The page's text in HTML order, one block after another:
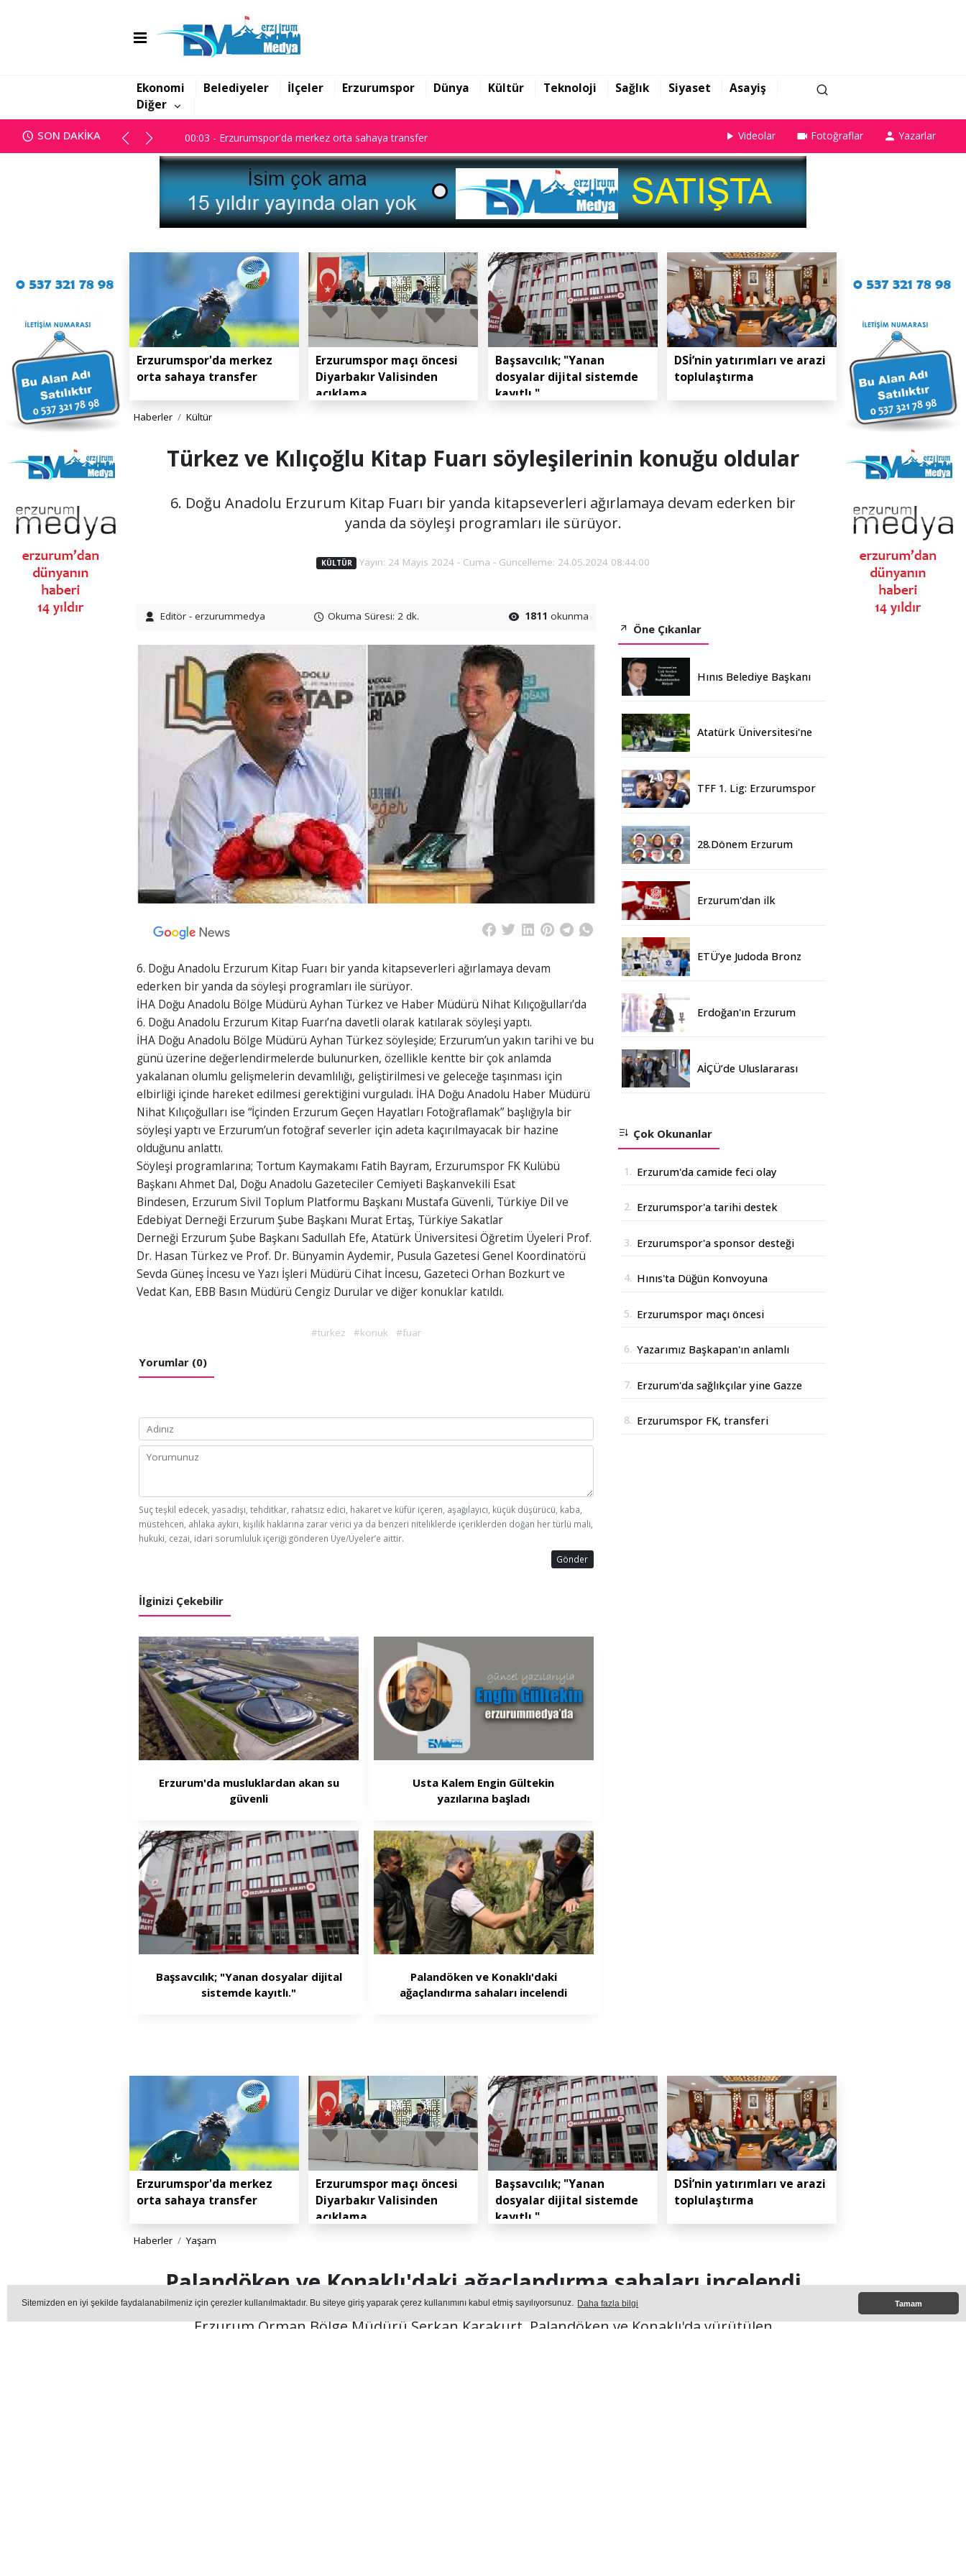
Sitemizden en iyi şekilde faydalanabilmeniz için çerezler kullanılmaktadır. Bu siteye giriş yaparak çerez kullanımını kabul etmiş sayılıyorsunuz. Daha fazla bilgi Tamam
Ekonomi Belediyeler İlçeler Erzurumspor Dünya Kültür Teknoloji Sağlık Siyaset
Asayiş
Diğer
SON DAKİKA
00:03 - Erzurumspor'da merkez orta sahaya transfer
00:03 - Erzurumspor'da merkez orta sahaya transfer Videolar Fotoğraflar Yazarlar
Erzurumspor'da merkez
orta sahaya transfer
Erzurumspor maçı öncesi
Diyarbakır Valisinden
açıklama
Başsavcılık; "Yanan
dosyalar dijital sistemde
kayıtlı."
DSİ’nin yatırımları ve arazi
toplulaştırma
Haberler Kültür
Türkez ve Kılıçoğlu Kitap Fuarı söyleşilerinin konuğu oldular
6. Doğu Anadolu Erzurum Kitap Fuarı bir yanda kitapseverleri ağırlamaya devam ederken bir
yanda da söyleşi programları ile sürüyor.
KÜLTÜR Yayın: 24 Mayıs 2024 - Cuma - Güncelleme: 24.05.2024 08:44:00
Editör - erzurummedya Okuma Süresi: 2 dk. 1811 okunma
6. Doğu Anadolu Erzurum Kitap Fuarı bir yanda kitapseverleri ağırlamaya devam
ederken bir yanda da söyleşi programları ile sürüyor.
İHA Doğu Anadolu Bölge Müdürü Ayhan Türkez ve Haber Müdürü Nihat Kılıçoğulları’da
6. Doğu Anadolu Erzurum Kitap Fuarı’na davetli olarak katılarak söyleşi yaptı.
İHA Doğu Anadolu Bölge Müdürü Ayhan Türkez söyleşide; Erzurum’un yakın tarihi ve bu
günü üzerine değerlendirmelerde bulunurken, özellikle kentte bir çok anlamda
yakalanan olumlu gelişmelerin devamlılığı, geliştirilmesi ve geleceğe taşınması için
elbirliği içinde hareket edilmesi gerektiğini vurguladı. İHA Doğu Anadolu Haber Müdürü
Nihat Kılıçoğulları ise “İçinden Erzurum Geçen Hayatları Fotoğraflamak” başlığıyla bir
söyleşi yaptı ve Erzurum’un fotoğraf severler için adeta kaçırılmayacak bir hazine
olduğunu anlattı.
Söyleşi programlarına; Tortum Kaymakamı Fatih Bayram, Erzurumspor FK Kulübü
Başkanı Ahmet Dal, Doğu Anadolu Gazeteciler Cemiyeti Başkanvekili Esat
Bindesen, Erzurum Sivil Toplum Platformu Başkanı Mustafa Güvenli, Türkiye Dil ve
Edebiyat Derneği Erzurum Şube Başkanı Murat Ertaş, Türkiye Sakatlar
Derneği Erzurum Şube Başkanı Sadullah Efe, Atatürk Üniversitesi Öğretim Üyeleri Prof.
Dr. Hasan Türkez ve Prof. Dr. Bünyamin Aydemir, Pusula Gazetesi Genel Koordinatörü
Sevda Güneş İncesu ve Yazı İşleri Müdürü Cihat İncesu, Gazeteci Orhan Bozkurt ve
Vedat Kan, EBB Basın Müdürü Cengiz Durular ve diğer konuklar katıldı.
#turkez #konuk #fuar
Yorumlar (0)
Suç teşkil edecek, yasadışı, tehditkar, rahatsız edici, hakaret ve küfür içeren, aşağılayıcı, küçük düşürücü, kaba,
müstehcen, ahlaka aykırı, kişilik haklarına zarar verici ya da benzeri niteliklerde içeriklerden doğan her türlü mali,
hukuki, cezai, idari sorumluluk içeriği gönderen Üye/Üyeler’e aittir.
Gönder
İlginizi Çekebilir
Erzurum'da musluklardan akan su
güvenli
Usta Kalem Engin Gültekin
yazılarına başladı
Başsavcılık; "Yanan dosyalar dijital
sistemde kayıtlı."
Palandöken ve Konaklı'daki
ağaçlandırma sahaları incelendi
Öne Çıkanlar
Hınıs Belediye Başkanı
Atatürk Üniversitesi'ne
Üniversiteden Öğrenci
TFF 1. Lig: Erzurumspor
28.Dönem Erzurum
Erzurum'dan ilk
ETÜ’ye Judoda Bronz
Erdoğan'ın Erzurum
rekoru kırıldı
AİÇÜ’de Uluslararası
Açıldı
Çok Okunanlar
1. Erzurum'da camide feci olay
2. Erzurumspor'a tarihi destek
3. Erzurumspor'a sponsor desteği
4. Hınıs'ta Düğün Konvoyuna
5. Erzurumspor maçı öncesi
6. Yazarımız Başkapan'ın anlamlı
7. Erzurum'da sağlıkçılar yine Gazze
8. Erzurumspor FK, transferi
Erzurumspor'da merkez
orta sahaya transfer
Erzurumspor maçı öncesi
Diyarbakır Valisinden
açıklama
Başsavcılık; "Yanan
dosyalar dijital sistemde
kayıtlı."
DSİ’nin yatırımları ve arazi
toplulaştırma
Haberler Yaşam
Palandöken ve Konaklı'daki ağaçlandırma sahaları incelendi
Erzurum Orman Bölge Müdürü Serkan Karakurt, Palandöken ve Konaklı'da yürütülen